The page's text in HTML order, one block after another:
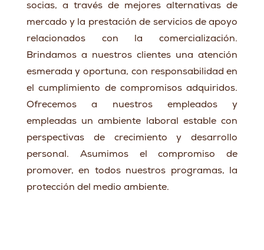
socias, a través de mejores alternativas de
mercado y la prestación de servicios de apoyo
relacionados con la comercialización.
Brindamos a nuestros clientes una atención
esmerada y oportuna, con responsabilidad en
el cumplimiento de compromisos adquiridos.
Ofrecemos a nuestros empleados y
empleadas un ambiente laboral estable con
perspectivas de crecimiento y desarrollo
personal. Asumimos el compromiso de
promover, en todos nuestros programas, la
protección del medio ambiente.